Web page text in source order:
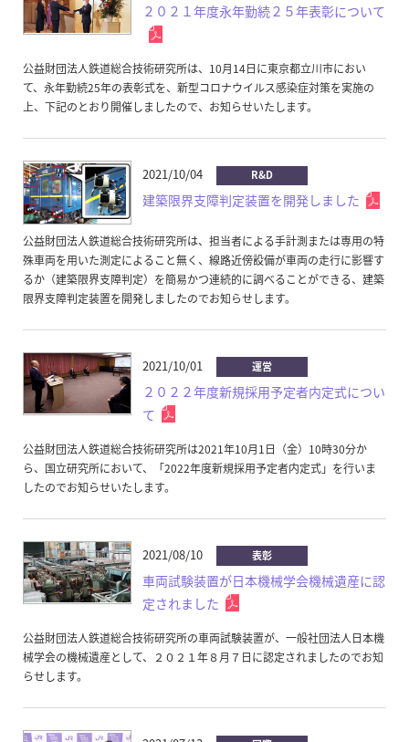
２０２１年度永年勤続２５年表彰について
公益財団法人鉄道総合技術研究所は、10月14日に東京都立川市におい
て、永年勤続25年の表彰式を、新型コロナウイルス感染症対策を実施の
上、下記のとおり開催しましたので、お知らせいたします。
2021/10/04 R&D
建築限界支障判定装置を開発しました
公益財団法人鉄道総合技術研究所は、担当者による手計測または専用の特
殊車両を用いた測定によること無く、線路近傍設備が車両の走行に影響す
るか（建築限界支障判定）を簡易かつ連続的に調べることができる、建築
限界支障判定装置を開発しましたのでお知らせします。
2021/10/01 運営
２０２２年度新規採用予定者内定式につい
て
公益財団法人鉄道総合技術研究所は2021年10月1日（金）10時30分か
ら、国立研究所において、「2022年度新規採用予定者内定式」を行いま
したのでお知らせいたします。
2021/08/10 表彰
車両試験装置が日本機械学会機械遺産に認
定されました
公益財団法人鉄道総合技術研究所の車両試験装置が、一般社団法人日本機
械学会の機械遺産として、２０２１年８月７日に認定されましたのでお知
らせします。